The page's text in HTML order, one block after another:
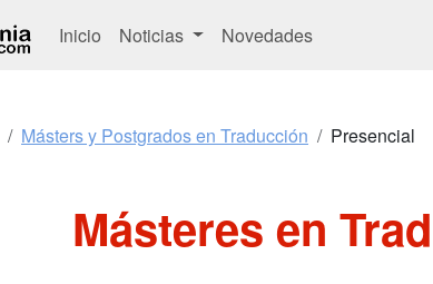
Inicio Noticias Novedades
Másters y Postgrados en Traducción Presencial
Másteres en